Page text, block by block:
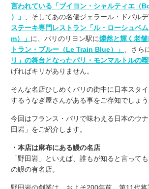
言われている「ブイヨン・シャルティエ（
）」
、そしてあの名優ジェラール・ドパル
ステーキ専門レストラン「ル・ローシュベ
m）」 に、パリのリヨン駅に燦然と輝く老舗
トラン・ブルー（Le Train Blue）」
、さら
リ」の舞台となったパリ・モンマルトルの
げればキリがありません。
そんな名店ひしめくパリの街中に日本スタ
するうなぎ屋さんがある事をご存知でしょう
今回はフランス・パリで味わえる日本のウ
田岩」をご紹介します。
・本店は麻布にある鰻の名店
「野田岩」といえば、誰もが知ると言って
の鰻の有名店。
野田岩の創業は、およそ200年前、第11代